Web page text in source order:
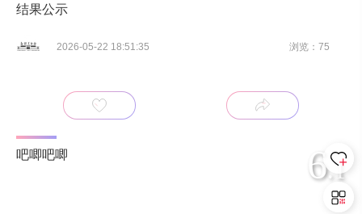
结果公示
2026-05-22 18:51:35 浏览：75
6.1
吧唧吧唧